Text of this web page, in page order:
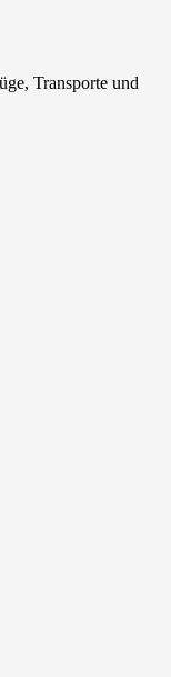
Transporte und